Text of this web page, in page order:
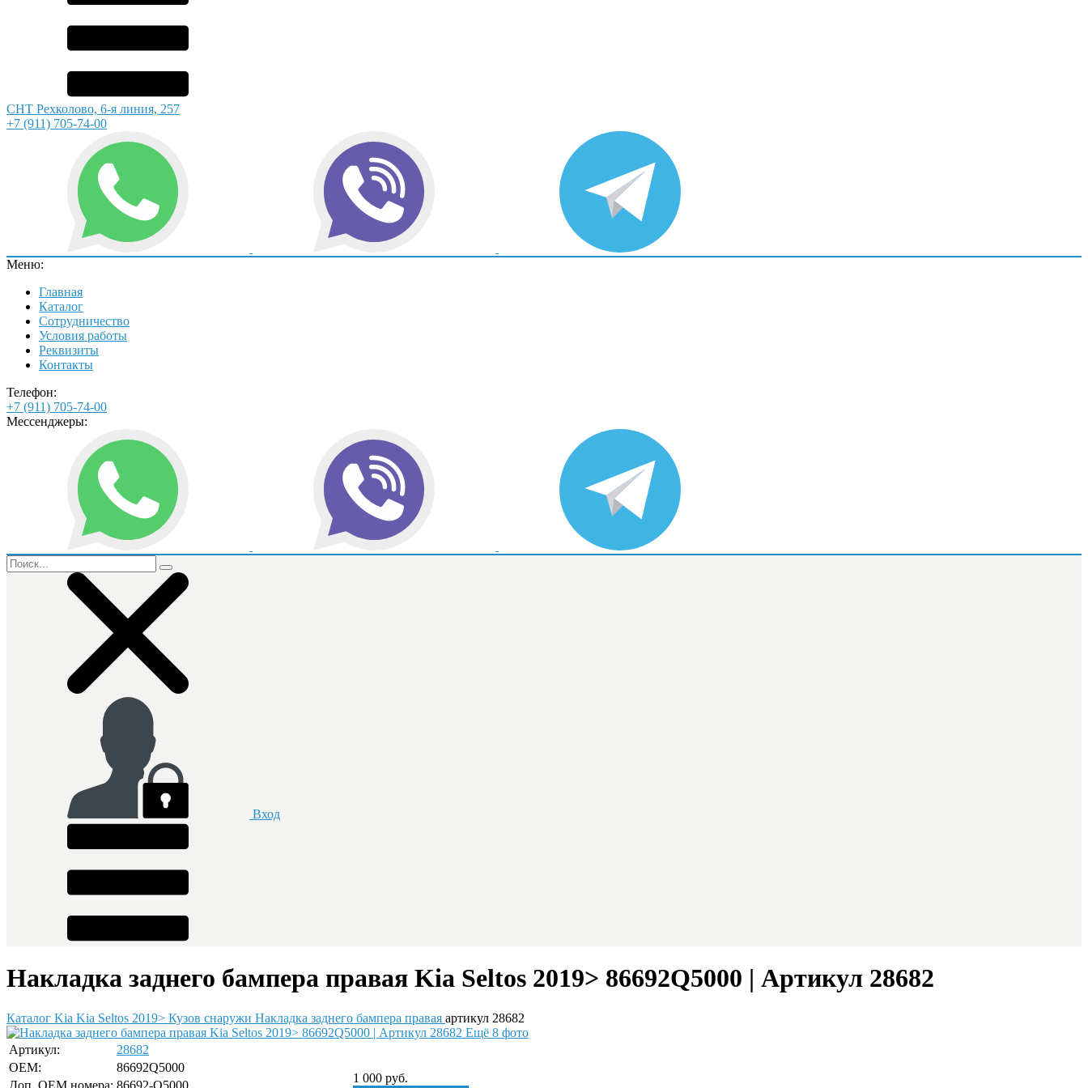
СНТ Рехколово, 6-я линия, 257
+7 (911) 705-74-00
Меню:
Главная
Каталог
Сотрудничество
Условия работы
Реквизиты
Контакты
Телефон:
+7 (911) 705-74-00
Мессенджеры:
Вход
Накладка заднего бампера правая Kia Seltos 2019> 86692Q5000 | Артикул 28682
Каталог Kia Kia Seltos 2019> Кузов снаружи Накладка заднего бампера правая артикул 28682
Ещё 8 фото
Артикул:
28682
1 000 руб.
OEM:
86692Q5000
Доп. ОЕМ номера: 86692-Q5000